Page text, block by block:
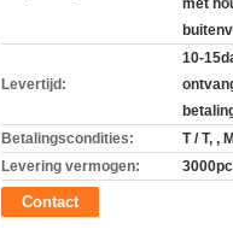
met
Levertijd:
10-
Betalingscondities:
T / T, ,
Levering vermogen:
Contact